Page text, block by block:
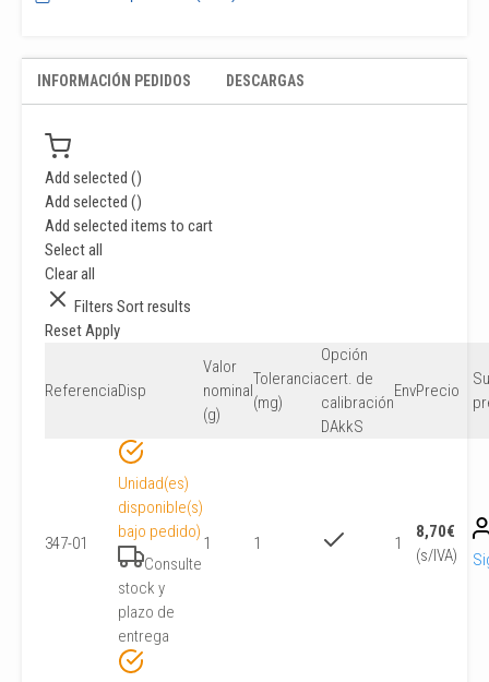
INFORMACIÓN PEDIDOS DESCARGAS
Add selected ()
Add selected ()
Add selected items to cart
Select all
Clear all
Filters Sort results
ResetApply
ReferenciaDisp
Valor
nominal
(g)
Tolerancia
(mg)
Opción
cert. de
calibración
DAkkS
EnvPrecio
Su
347-01
Unidad(es)
disponible(s)
bajo pedido)
Consulte
stock y
plazo de
entrega
1 1 1
8,70€
(s/IVA)